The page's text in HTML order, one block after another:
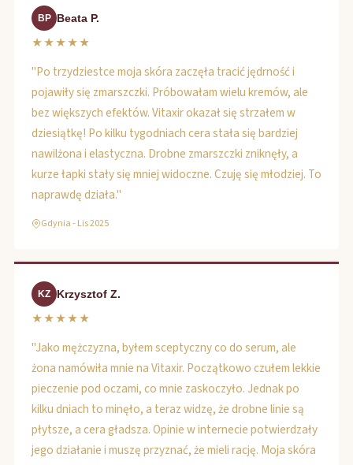
BP Beata P.
★★★★★
"Po trzydziestce moja skóra zaczęła tracić jędrność i
pojawiły się zmarszczki. Próbowałam wielu kremów, ale
bez większych efektów. Vitaxir okazał się strzałem w
dziesiątkę! Po kilku tygodniach cera stała się bardziej
nawilżona i elastyczna. Drobne zmarszczki zniknęły, a
kurze łapki stały się mniej widoczne. Czuję się młodziej. To
naprawdę działa."
Gdynia - Lis 2025
KZ Krzysztof Z.
★★★★★
"Jako mężczyzna, byłem sceptyczny co do serum, ale
żona namówiła mnie na Vitaxir. Początkowo czułem lekkie
pieczenie pod oczami, co mnie zaskoczyło. Jednak po
kilku dniach to minęło, a teraz widzę, że drobne linie są
płytsze, a cera gładsza. Opinie w internecie potwierdzały
jego działanie i muszę przyznać, że mieli rację. Moja skóra